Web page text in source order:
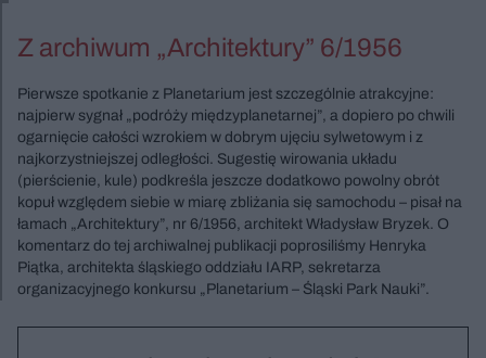
Z archiwum „Architektury” 6/1956
Pierwsze spotkanie z Planetarium jest szczególnie atrakcyjne:
najpierw sygnał „podróży międzyplanetarnej”, a dopiero po chwili
ogarnięcie całości wzrokiem w dobrym ujęciu sylwetowym i z
najkorzystniejszej odległości. Sugestię wirowania układu
(pierścienie, kule) podkreśla jeszcze dodatkowo powolny obrót
kopuł względem siebie w miarę zbliżania się samochodu – pisał na
łamach „Architektury”, nr 6/1956, architekt Władysław Bryzek. O
komentarz do tej archiwalnej publikacji poprosiliśmy Henryka
Piątka, architekta śląskiego oddziału IARP, sekretarza
organizacyjnego konkursu „Planetarium – Śląski Park Nauki”.